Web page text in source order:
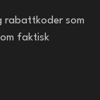
rabattkoder som
faktisk